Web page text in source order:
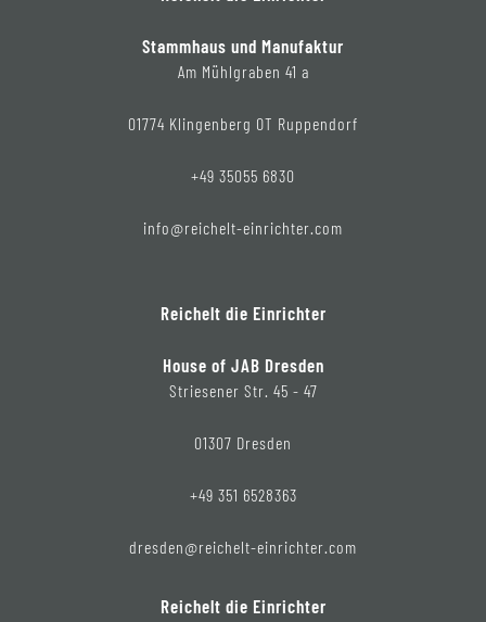
Stammhaus und Manufaktur
Am Mühlgraben 41 a
01774 Klingenberg OT Ruppendorf
+49 35055 6830
info@reichelt-einrichter.com
Reichelt die Einrichter
House of JAB Dresden
Striesener Str. 45 - 47
01307 Dresden
+49 351 6528363
dresden@reichelt-einrichter.com
Reichelt die Einrichter